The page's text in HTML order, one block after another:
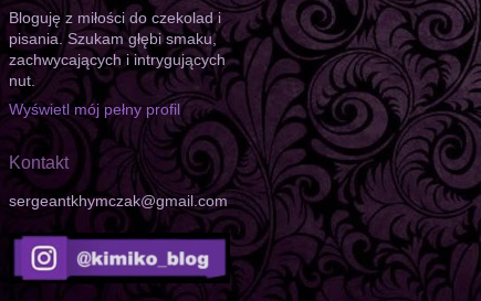
Bloguję z miłości do czekolad i
pisania. Szukam głębi smaku,
zachwycających i intrygujących
nut.
Wyświetl mój pełny profil
Kontakt
sergeantkhymczak@gmail.com